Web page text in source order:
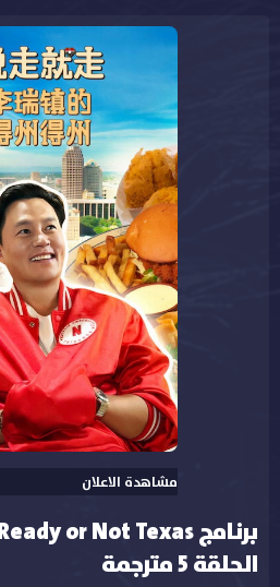
مشاهدة الاعلان
الحلقة 5 مترجمة